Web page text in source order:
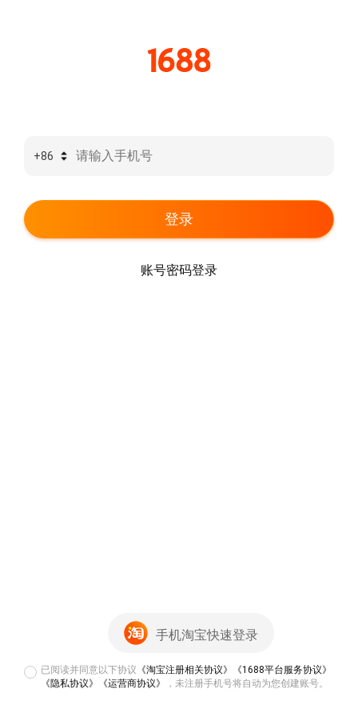
登录
账号密码登录
手机淘宝快速登录
已阅读并同意以下协议 《淘宝注册相关协议》
《1688平台服务协议》
《隐私协议》
《运营商协议》 ，未注册手机号将自动为您创建账号。